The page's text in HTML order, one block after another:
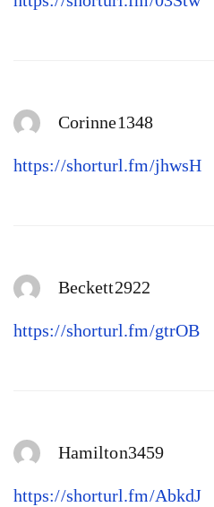
Corinne1348
https://shorturl.fm/jhwsH
Beckett2922
https://shorturl.fm/gtrOB
Hamilton3459
https://shorturl.fm/AbkdJ